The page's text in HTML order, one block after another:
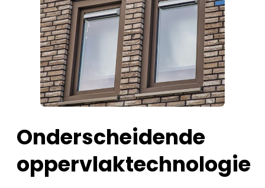
Onderscheidende
oppervlaktechnologie